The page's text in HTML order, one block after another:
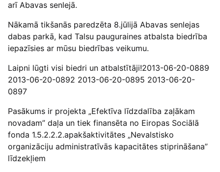
arī Abavas senlejā.
Nākamā tikšanās paredzēta 8.jūlijā Abavas senlejas
dabas parkā, kad Talsu pauguraines atbalsta biedrība
iepazīsies ar mūsu biedrības veikumu.
Laipni lūgti visi biedri un atbalstītāji!2013-06-20-0889
2013-06-20-0892 2013-06-20-0895 2013-06-20-
0897
Pasākums ir projekta „Efektīva līdzdalība zaļākam
novadam” daļa un tiek finansēta no Eiropas Sociālā
fonda 1.5.2.2.2.apakšaktivitātes „Nevalstisko
organizāciju administratīvās kapacitātes stiprināšana”
līdzekļiem